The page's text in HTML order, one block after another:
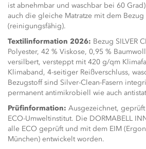
ist abnehmbar und waschbar bei 60
auch die gleiche Matratze mit dem Bezug
(reinigungsfähig).
Textilinformation 2026: Bezug SILVER
Polyester, 42 % Viskose, 0,95 %
versilbert, versteppt mit 420 g/qm
Klimaband, 4-seitiger Reißverschluss,
Bezugstoff sind Silver-Clean-Fasern
permanent antimikrobiell wie auch
Prüfinformation: Ausgezeichnet,
ECO-Umweltinstitut. Die DORMABELL
alle ECO geprüft und mit dem EIM
München) entwickelt worden.